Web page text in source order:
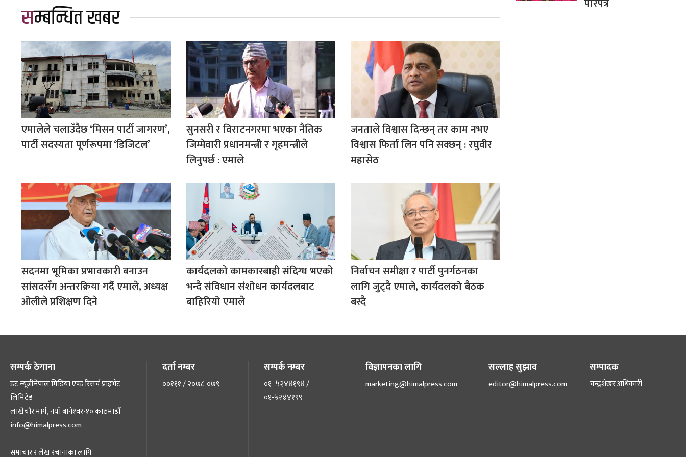
सम्बन्धित खबर
एमालेले चलाउँदैछ ‘मिसन पार्टी जागरण’,
पार्टी सदस्यता पूर्णरूपमा ‘डिजिटल’
सुनसरी र विराटनगरमा भएका नैतिक
जिम्मेवारी प्रधानमन्त्री र गृहमन्त्रीले
लिनुपर्छ : एमाले
जनताले विश्वास दिन्छन् तर काम नभए
विश्वास फिर्ता लिन पनि सक्छन् : रघुवीर
महासेठ
सदनमा भूमिका प्रभावकारी बनाउन
सांसदसँग अन्तरक्रिया गर्दै एमाले, अध्यक्ष
ओलीले प्रशिक्षण दिने
कार्यदलको कामकारबाही संदिग्ध भएको
भन्दै संविधान संशोधन कार्यदलबाट
बाहिरियो एमाले
निर्वाचन समीक्षा र पार्टी पुनर्गठनका
लागि जुट्दै एमाले, कार्यदलको बैठक
बस्दै
सम्पर्क ठेगाना
डट न्यूजीनेपाल मिडिया एण्ड रिसर्च प्राइभेट
लिमिटेड
लाखेचौर मार्ग, नयाँ बानेश्‍वर-१० काठमाडौँ
info@himalpress.com
समाचार र लेख रचानाका लागि
दर्ता नम्बर
००१११ / २०७८-०७९
सम्पर्क नम्बर
०१- ५२४४१९४ /
०१-५२४४१९९
विज्ञापनका लागि
marketing@himalpress.com
सल्लाह सुझाव
editor@himalpress.com
सम्पादक
चन्द्रशेखर अधिकारी